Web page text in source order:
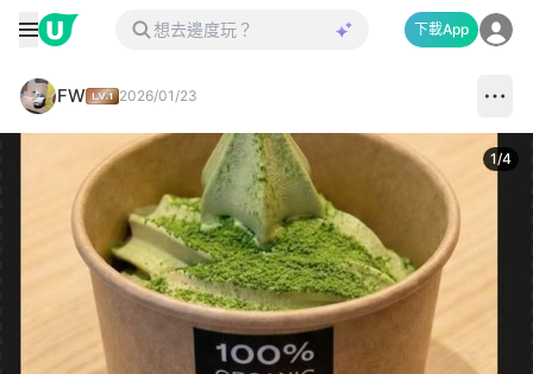
下載App
FW 2026/01/23
1/4